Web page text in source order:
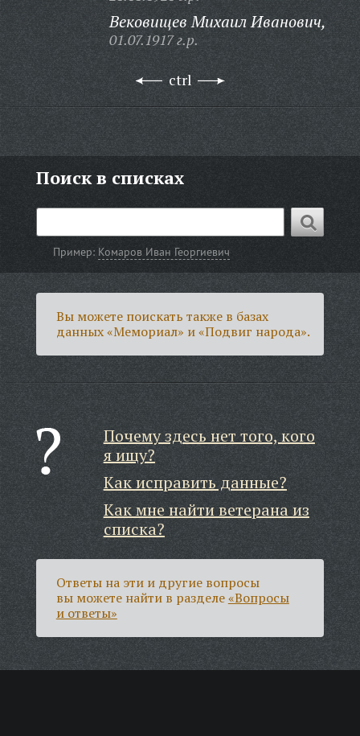
Вековищев Михаил Иванович,
01.07.1917 г.р.
ctrl
Поиск в списках
Пример: Комаров Иван Георгиевич
Вы можете поискать также в базах
данных «Мемориал» и «Подвиг народа».
Почему здесь нет того, кого
я ищу?
Как исправить данные?
Как мне найти ветерана из
списка?
Ответы на эти и другие вопросы
вы можете найти в разделе«Вопросы
и ответы»